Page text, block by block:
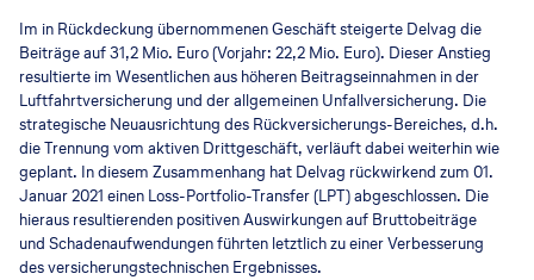
Im in Rückdeckung übernommenen Geschäft steigerte Delvag die
Beiträge auf 31,2 Mio. Euro (Vorjahr: 22,2 Mio. Euro). Dieser Anstieg
resultierte im Wesentlichen aus höheren Beitragseinnahmen in der
Luftfahrtversicherung und der allgemeinen Unfallversicherung. Die
strategische Neuausrichtung des Rückversicherungs-Bereiches, d.h.
die Trennung vom aktiven Drittgeschäft, verläuft dabei weiterhin wie
geplant. In diesem Zusammenhang hat Delvag rückwirkend zum 01.
Januar 2021 einen Loss-Portfolio-Transfer (LPT) abgeschlossen. Die
hieraus resultierenden positiven Auswirkungen auf Bruttobeiträge
und Schadenaufwendungen führten letztlich zu einer Verbesserung
des versicherungstechnischen Ergebnisses.